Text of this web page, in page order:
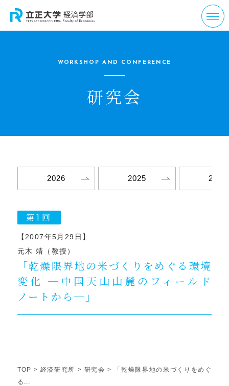
WORKSHOP AND CONFERENCE
研究会
2026 2025 2024
第1回
【2007年5月29日】
元木 靖（教授）
「乾燥限界地の米づくりをめぐる環境
変化 ─中国天山山麓のフィールド
ノートから─」
TOP > 経済研究所 > 研究会 >
「乾燥限界地の米づくりをめぐ
る...